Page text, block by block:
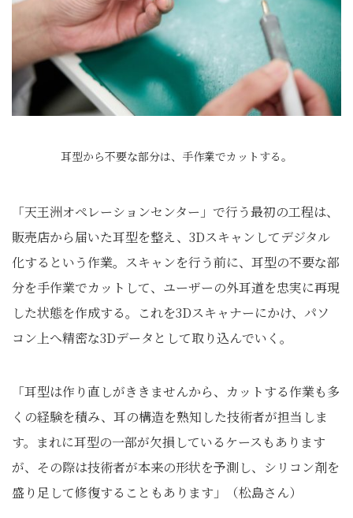
耳型から不要な部分は、手作業でカットする。
「天王洲オペレーションセンター」で行う最初の工程は、
販売店から届いた耳型を整え、3Dスキャンしてデジタル
化するという作業。スキャンを行う前に、耳型の不要な部
分を手作業でカットして、ユーザーの外耳道を忠実に再現
した状態を作成する。これを3Dスキャナーにかけ、パソ
コン上へ精密な3Dデータとして取り込んでいく。
「耳型は作り直しがききませんから、カットする作業も多
くの経験を積み、耳の構造を熟知した技術者が担当しま
す。まれに耳型の一部が欠損しているケースもあります
が、その際は技術者が本来の形状を予測し、シリコン剤を
盛り足して修復することもあります」（松島さん）